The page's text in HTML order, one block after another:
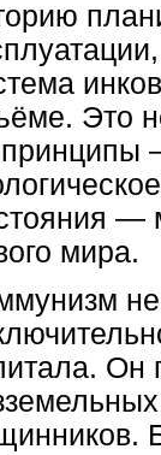
Это
—
мира.
Он